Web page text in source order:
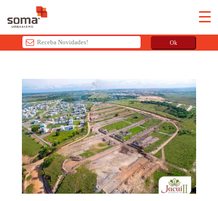
Ok
i
s
f
i
e
l
d
s
h
o